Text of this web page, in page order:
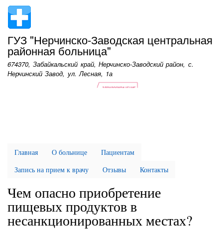
содержанию
ГУЗ "Нерчинско-Заводская центральная
районная больница"
674370, Забайкальский край, Нерчинско-Заводский район, с.
Нерчинский Завод, ул. Лесная, 1а
Главная О больнице
Пациентам
Запись на прием к врачу
Отзывы Контакты
Чем опасно приобретение
пищевых продуктов в
несанкционированных местах?